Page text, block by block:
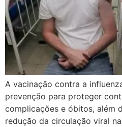
A vacinação contra a
prevenção para proteger
complicações e óbitos, além
redução da circulação viral